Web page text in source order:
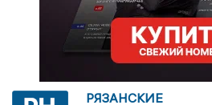
РЯЗАНСКИЕ